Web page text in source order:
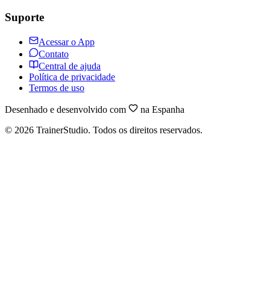
Suporte
Acessar o App
Contato
Central de ajuda
Política de privacidade
Termos de uso
Desenhado e desenvolvido com
na Espanha
© 2026 TrainerStudio. Todos os direitos reservados.